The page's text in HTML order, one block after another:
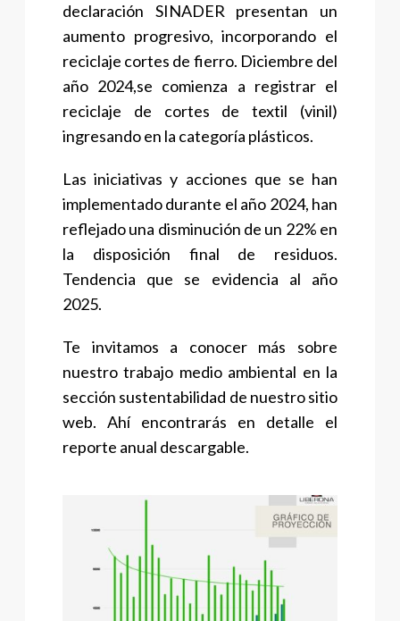
declaración SINADER presentan un
aumento progresivo, incorporando el
reciclaje cortes de fierro. Diciembre del
año 2024,se comienza a registrar el
reciclaje de cortes de textil (vinil)
ingresando en la categoría plásticos.
Las iniciativas y acciones que se han
implementado durante el año 2024, han
reflejado una disminución de un 22% en
la disposición final de residuos.
Tendencia que se evidencia al año
2025.
Te invitamos a conocer más sobre
nuestro trabajo medio ambiental en la
sección sustentabilidad de nuestro sitio
web. Ahí encontrarás en detalle el
reporte anual descargable.